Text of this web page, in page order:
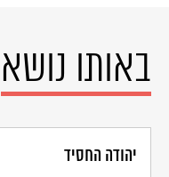
ו-73 אמרות מיוחסות לו
אחת מהן: "בעצם המיתה
חדר ובוחרים בחדר היותר יפה."
באותו נושא
יהודה החסיד